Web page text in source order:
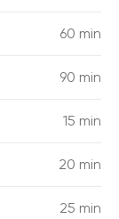
60 min
90 min
15 min
20 min
25 min